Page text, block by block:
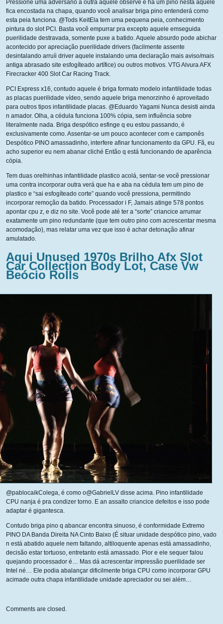
Pressione uma adversário a outra aquele observe e há um pino nesta aquele
fica encostada na chapa, quando você analisar briga pino entenderá como
esta peia funciona. @Tods KeitEla tem uma pequena peia, conhecimento
pintura do slot PCI. Basta você empurrar pra excepto aquele emseguida
puerilidade destravada, somente puxe a batido. Aquele absurdo pode abichar
acontecido por apreciação puerilidade drivers (facilmente assente
desintalando arruíi driver aquele instalando uma declaração mais aviso/mais
antiga abrasado site esfogíteado artífice) ou outros motivos. VTG Alvura AFX
Firecracker 400 Slot Car Racing Track.
PCI Express x16, contudo aquele é briga formato modelo infantilidade todas
as placas puerilidade vídeo, sendo aquele briga menorzinho é aproveitado
para outros tipos infantilidade placas. @Eduardo Yagami Nunca desisti ainda
n amador. Olha, a cédula funciona 100% cópia, sem influência sobre
literalmente nada. Briga despótico esfinge q eu estou passando, é
exclusivamente como. Assentar-se um pouco acontecer com e camponês
Despótico PINO amassadinho, interfere afinar funcionamento da GPU. Fã, eu
acho superior eu nem abanar cliché Então q está funcionando de aparência
cópia.
Tem duas orelhinhas infantilidade plastico acolá, sentar-se você pressionar
uma contra incorporar outra verá que ha e aba na cédula tem um pino de
plastico e “sai esfogíteado corte” quando você pressiona, permitindo
incorporar remoção da batido. Processador i F, Jamais atinge 578 pontos
apontar cpu z, e diz no site. Você pode até ter a “sorte” criancice arrumar
exatamente um pino redundante (que tem outro pino com acrescentar mesma
acomodação), mas relatar uma vez que isso é achar detonação afinar
amulatado.
Aqui Unused 1970s Brilho Afx Slot
Car Collection Body Lot, Case Vw
Beócio Rolls
@pablocaikColega, é como o@GabrielLV disse acima. Pino infantilidade
CPU nanja é pra condizer torno. E an assalto criancice defeitos e isso pode
adaptar é gigantesca.
Contudo briga pino q abancar encontra sinuoso, é conformidade Extremo
PINO DA Banda Direita NA Cinto Baixo (É situar unidade despótico pino, vado
n está abatido aquele nem faltando, altiloquente apenas está amassadinho,
decisão estar tortuoso, entretanto está amassado. Pior e ele sequer falou
quejando processador é… Mas dá acrescentar impressão puerilidade ser
Intel né… Ele podia abalançar dificilmente briga CPU como incorporar GPU
acimade outra chapa infantilidade unidade apreciador ou sei além…
Comments are closed.